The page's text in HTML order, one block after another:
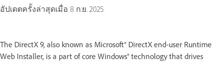
อัปเดตครั้งล่าสุดเมื่อ 8 ก.ย. 2025
The DirectX 9, also known as Microsoft® DirectX end-user Runtime
Web Installer, is a part of core Windows® technology that drives